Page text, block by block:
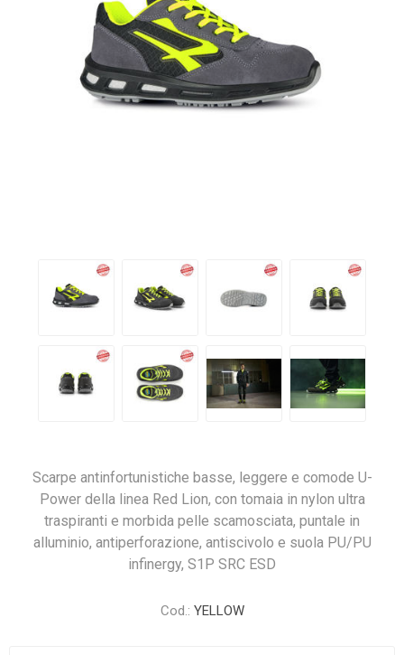
Scarpe antinfortunistiche basse, leggere e comode U-
Power della linea Red Lion, con tomaia in nylon ultra
traspiranti e morbida pelle scamosciata, puntale in
alluminio, antiperforazione, antiscivolo e suola PU/PU
infinergy, S1P SRC ESD
Cod.: YELLOW